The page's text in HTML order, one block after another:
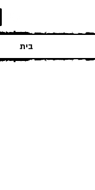
בית